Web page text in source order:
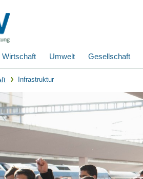
Wirtschaft Umwelt Gesellschaft
Infrastruktur